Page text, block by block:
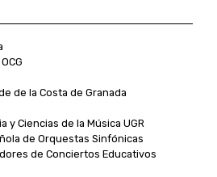
de la Costa de Granada
Ciencias de la Música UGR
de Orquestas Sinfónicas
de Conciertos Educativos